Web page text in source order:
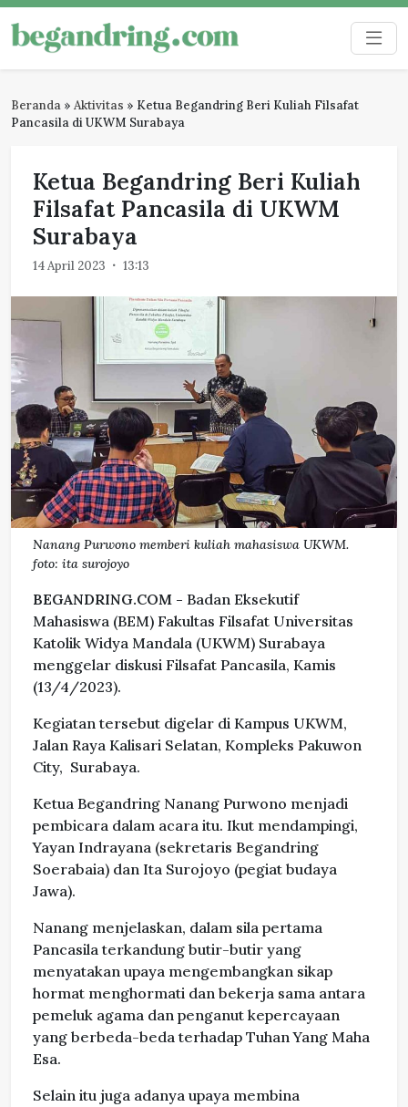
Skip
to
content
Begandring
Menjaga ingatan untuk masa depan
Beranda » Aktivitas » Ketua Begandring Beri Kuliah Filsafat
Pancasila di UKWM Surabaya
Ketua Begandring Beri Kuliah
Filsafat Pancasila di UKWM
Surabaya
14 April 2023 13:13
Nanang Purwono memberi kuliah mahasiswa UKWM.
foto: ita surojoyo
BEGANDRING.COM - Badan Eksekutif
Mahasiswa (BEM) Fakultas Filsafat Universitas
Katolik Widya Mandala (UKWM) Surabaya
menggelar diskusi Filsafat Pancasila, Kamis
(13/4/2023).
Kegiatan tersebut digelar di Kampus UKWM,
Jalan Raya Kalisari Selatan, Kompleks Pakuwon
City, Surabaya.
Ketua Begandring Nanang Purwono menjadi
pembicara dalam acara itu. Ikut mendampingi,
Yayan Indrayana (sekretaris Begandring
Soerabaia) dan Ita Surojoyo (pegiat budaya
Jawa).
Nanang menjelaskan, dalam sila pertama
Pancasila terkandung butir-butir yang
menyatakan upaya mengembangkan sikap
hormat menghormati dan bekerja sama antara
pemeluk agama dan penganut kepercayaan
yang berbeda-beda terhadap Tuhan Yang Maha
Esa.
Selain itu juga adanya upaya membina